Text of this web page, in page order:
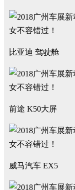
比亚迪 驾驶舱
前途 K50大屏
威马汽车 EX5